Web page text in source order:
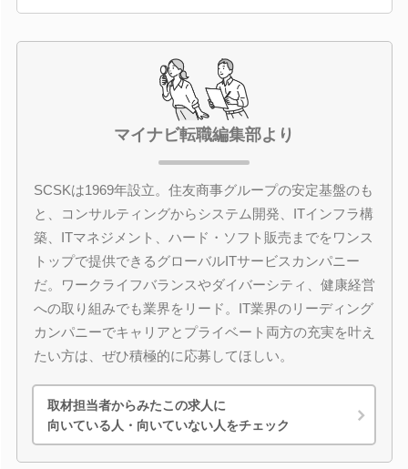
マイナビ転職編集部より
SCSKは1969年設立。住友商事グループの安定基盤のも
と、コンサルティングからシステム開発、ITインフラ構
築、ITマネジメント、ハード・ソフト販売までをワンス
トップで提供できるグローバルITサービスカンパニー
だ。ワークライフバランスやダイバーシティ、健康経営
への取り組みでも業界をリード。IT業界のリーディング
カンパニーでキャリアとプライベート両方の充実を叶え
たい方は、ぜひ積極的に応募してほしい。
取材担当者からみたこの求人に
向いている人・向いていない人をチェック